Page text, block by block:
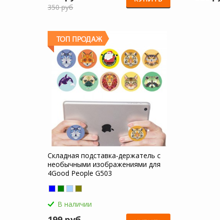
350 руб
Складная подставка-держатель с
необычными изображениями для
4Good People G503
В наличии